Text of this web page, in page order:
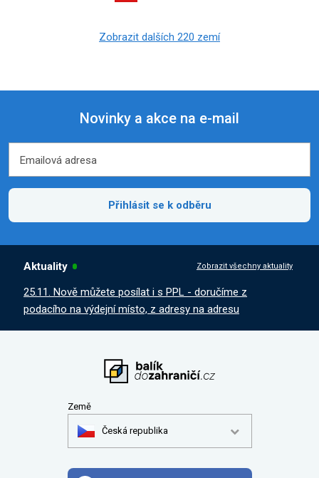
Zobrazit dalších 220 zemí
Novinky a akce na e-mail
Emailová adresa
Přihlásit se k odběru
Aktuality Zobrazit všechny aktuality
25.11. Nově můžete posílat i s PPL - doručíme z
podacího na výdejní místo, z adresy na adresu
Země
Česká republika